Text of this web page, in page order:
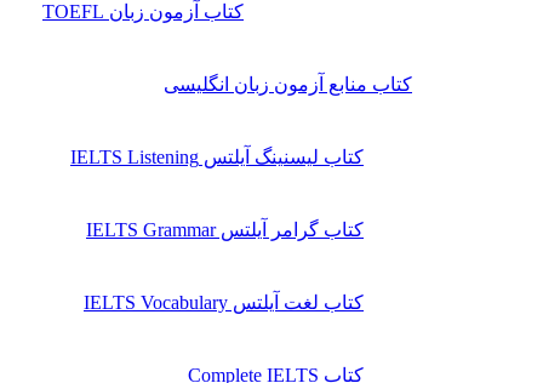
کتاب آزمون زبان TOEFL
کتاب منابع آزمون زبان انگلیسی
کتاب لیسنینگ آیلتس IELTS Listening
کتاب گرامر آیلتس IELTS Grammar
کتاب لغت آیلتس IELTS Vocabulary
کتاب Complete IELTS